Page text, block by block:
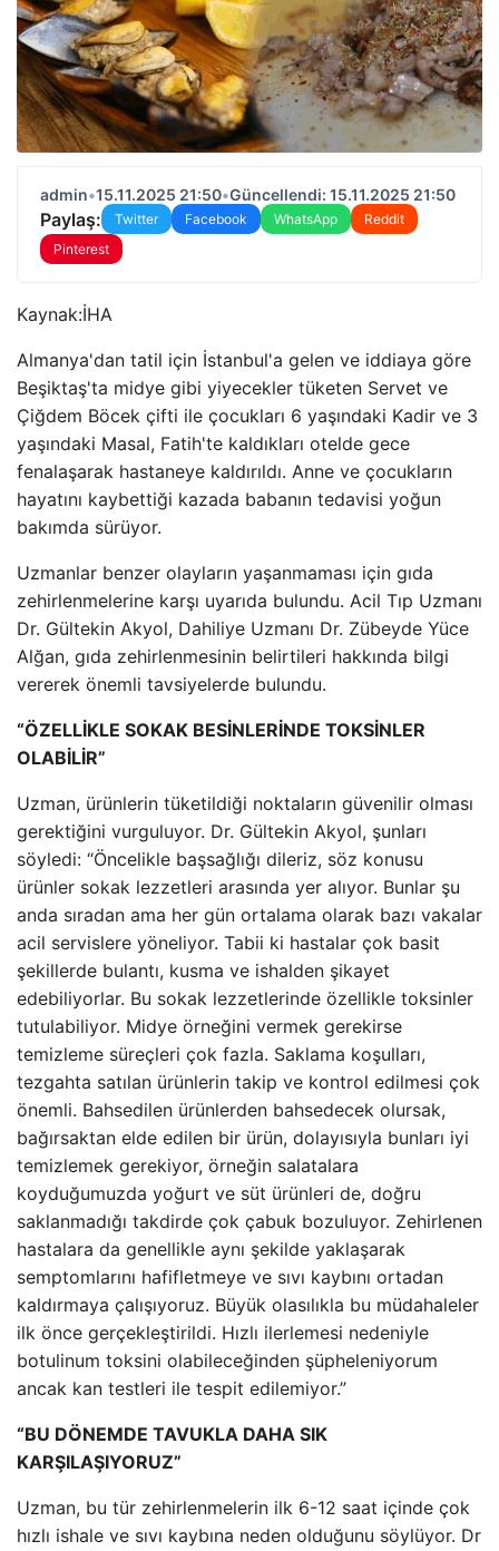
admin•15.11.2025 21:50•Güncellendi: 15.11.2025 21:50
Paylaş: Twitter Facebook WhatsApp
Reddit
Pinterest
Kaynak:İHA
Almanya'dan tatil için İstanbul'a gelen ve iddiaya göre
Beşiktaş'ta midye gibi yiyecekler tüketen Servet ve
Çiğdem Böcek çifti ile çocukları 6 yaşındaki Kadir ve 3
yaşındaki Masal, Fatih'te kaldıkları otelde gece
fenalaşarak hastaneye kaldırıldı. Anne ve çocukların
hayatını kaybettiği kazada babanın tedavisi yoğun
bakımda sürüyor.
Uzmanlar benzer olayların yaşanmaması için gıda
zehirlenmelerine karşı uyarıda bulundu. Acil Tıp Uzmanı
Dr. Gültekin Akyol, Dahiliye Uzmanı Dr. Zübeyde Yüce
Alğan, gıda zehirlenmesinin belirtileri hakkında bilgi
vererek önemli tavsiyelerde bulundu.
“ÖZELLİKLE SOKAK BESİNLERİNDE TOKSİNLER
OLABİLİR”
Uzman, ürünlerin tüketildiği noktaların güvenilir olması
gerektiğini vurguluyor. Dr. Gültekin Akyol, şunları
söyledi: “Öncelikle başsağlığı dileriz, söz konusu
ürünler sokak lezzetleri arasında yer alıyor. Bunlar şu
anda sıradan ama her gün ortalama olarak bazı vakalar
acil servislere yöneliyor. Tabii ki hastalar çok basit
şekillerde bulantı, kusma ve ishalden şikayet
edebiliyorlar. Bu sokak lezzetlerinde özellikle toksinler
tutulabiliyor. Midye örneğini vermek gerekirse
temizleme süreçleri çok fazla. Saklama koşulları,
tezgahta satılan ürünlerin takip ve kontrol edilmesi çok
önemli. Bahsedilen ürünlerden bahsedecek olursak,
bağırsaktan elde edilen bir ürün, dolayısıyla bunları iyi
temizlemek gerekiyor, örneğin salatalara
koyduğumuzda yoğurt ve süt ürünleri de, doğru
saklanmadığı takdirde çok çabuk bozuluyor. Zehirlenen
hastalara da genellikle aynı şekilde yaklaşarak
semptomlarını hafifletmeye ve sıvı kaybını ortadan
kaldırmaya çalışıyoruz. Büyük olasılıkla bu müdahaleler
ilk önce gerçekleştirildi. Hızlı ilerlemesi nedeniyle
botulinum toksini olabileceğinden şüpheleniyorum
ancak kan testleri ile tespit edilemiyor.”
“BU DÖNEMDE TAVUKLA DAHA SIK
KARŞILAŞIYORUZ”
Uzman, bu tür zehirlenmelerin ilk 6-12 saat içinde çok
hızlı ishale ve sıvı kaybına neden olduğunu söylüyor. Dr